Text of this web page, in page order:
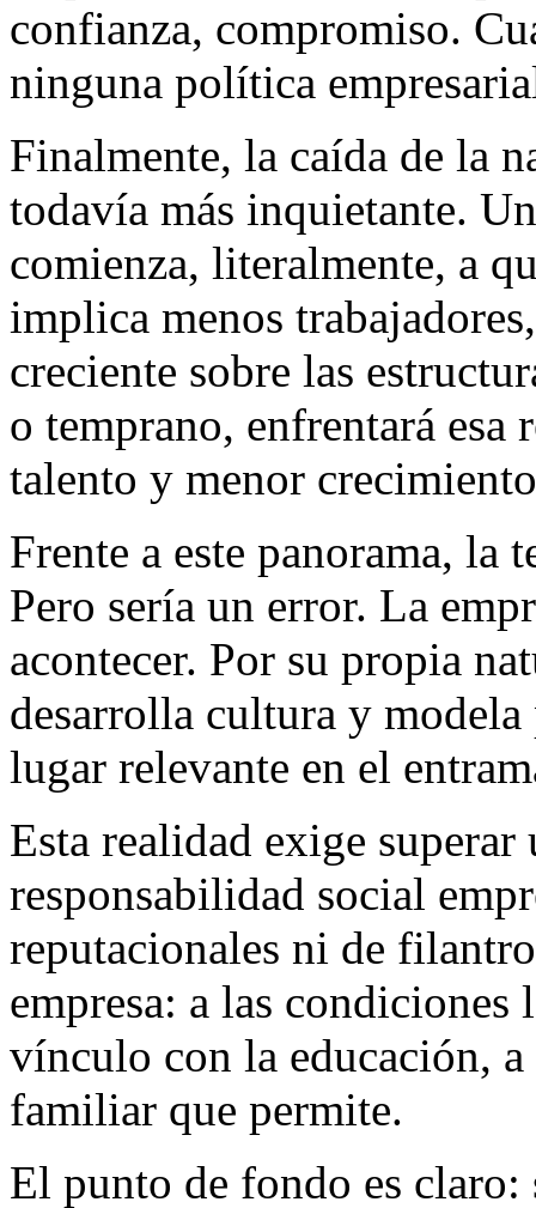
confianza, compromiso.
ninguna política
Finalmente, la caída de la
todavía más inquietante.
comienza, literalmente, a
implica menos
creciente sobre las
o temprano, enfrentará esa
talento y menor
Frente a este panorama, la
Pero sería un error. La
acontecer. Por su propia
desarrolla cultura y
lugar relevante en el
Esta realidad exige
responsabilidad social
reputacionales ni de
empresa: a las condiciones
vínculo con la educación,
familiar que permite.
El punto de fondo es claro: